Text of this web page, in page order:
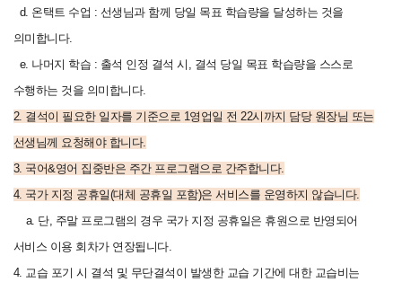
d. 온택트 수업 : 선생님과 함께 당일 목표 학습량을 달성하는 것을
의미합니다.
e. 나머지 학습 : 출석 인정 결석 시, 결석 당일 목표 학습량을 스스로
수행하는 것을 의미합니다.
2. 결석이 필요한 일자를 기준으로 1영업일 전 22시까지 담당 원장님 또는
선생님께 요청해야 합니다.
3. 국어&영어 집중반은 주간 프로그램으로 간주합니다.
4. 국가 지정 공휴일(대체 공휴일 포함)은 서비스를 운영하지 않습니다.
a. 단, 주말 프로그램의 경우 국가 지정 공휴일은 휴원으로 반영되어
서비스 이용 회차가 연장됩니다.
4. 교습 포기 시 결석 및 무단결석이 발생한 교습 기간에 대한 교습비는